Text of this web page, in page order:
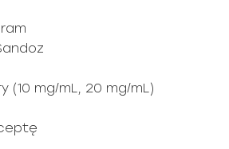
(10 mg/mL, 20 mg/mL)